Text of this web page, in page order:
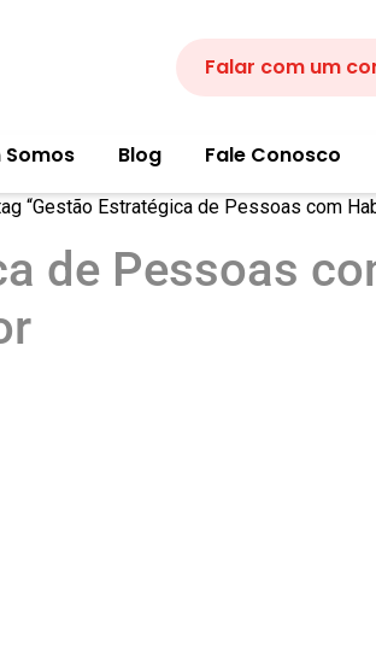
Falar com um
Somos Blog Fale Conosco
“Gestão Estratégica de Pessoas com
de Pessoas